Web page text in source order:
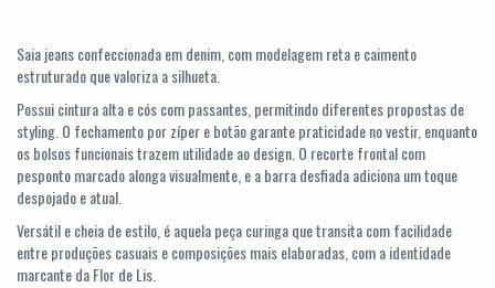
Saia jeans confeccionada em denim, com modelagem reta e caimento
estruturado que valoriza a silhueta.
Possui cintura alta e cós com passantes, permitindo diferentes propostas de
styling. O fechamento por zíper e botão garante praticidade no vestir, enquanto
os bolsos funcionais trazem utilidade ao design. O recorte frontal com
pesponto marcado alonga visualmente, e a barra desfiada adiciona um toque
despojado e atual.
Versátil e cheia de estilo, é aquela peça curinga que transita com facilidade
entre produções casuais e composições mais elaboradas, com a identidade
marcante da Flor de Lis.